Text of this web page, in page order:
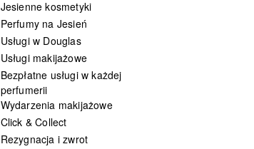
Jesienne kosmetyki
Perfumy na Jesień
Usługi w Douglas
Usługi makijażowe
Bezpłatne usługi w każdej
perfumerii
Wydarzenia makijażowe
Click & Collect
Rezygnacja i zwrot